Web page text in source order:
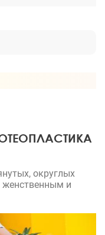
округлых
женственным и